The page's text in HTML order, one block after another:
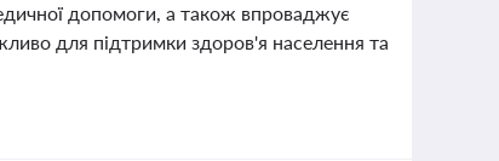
допомоги, а також впроваджує
для підтримки здоров'я населення та